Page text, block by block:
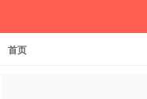
首页